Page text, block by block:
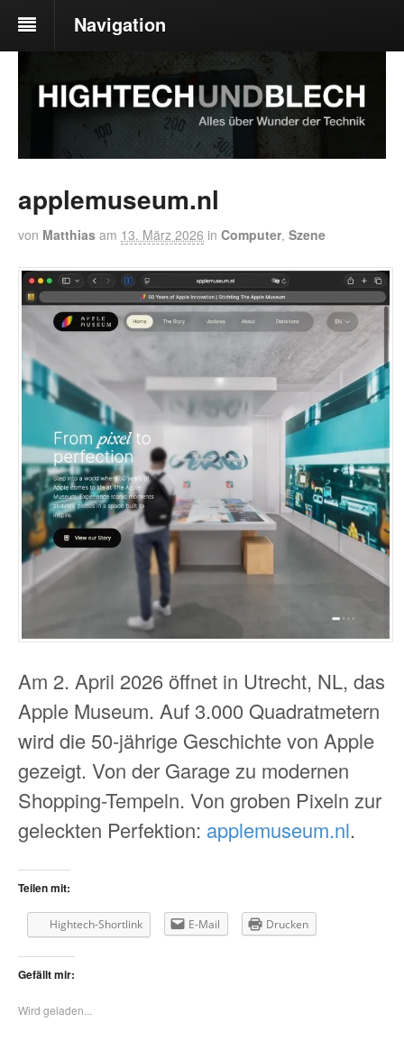
Navigation
applemuseum.nl
von Matthias am 13. März 2026 in Computer, Szene
Am 2. April 2026 öffnet in Utrecht, NL, das
Apple Museum. Auf 3.000 Quadratmetern
wird die 50-jährige Geschichte von Apple
gezeigt. Von der Garage zu modernen
Shopping-Tempeln. Von groben Pixeln zur
geleckten Perfektion: applemuseum.nl.
Teilen mit:
Hightech-Shortlink E-Mail Drucken
Gefällt mir:
Wird geladen...